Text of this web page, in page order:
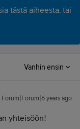
tästä aiheesta, tai
Vanhin ensin
Forum|Forum|6 years ago
yhteisöön!